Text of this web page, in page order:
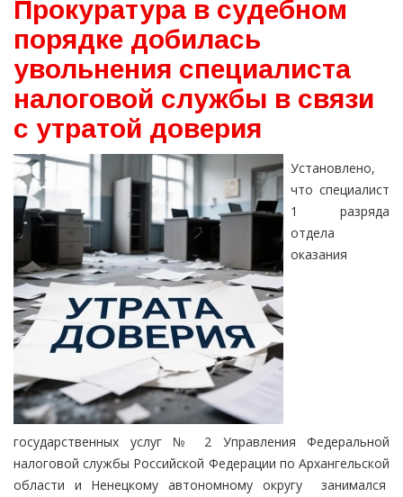
Прокуратура в судебном
порядке добилась
увольнения специалиста
налоговой службы в связи
с утратой доверия
Установлено,
что специалист
1 разряда
отдела
оказания
государственных услуг № 2 Управления Федеральной
налоговой службы Российской Федерации по Архангельской
области и Ненецкому автономному округу занимался